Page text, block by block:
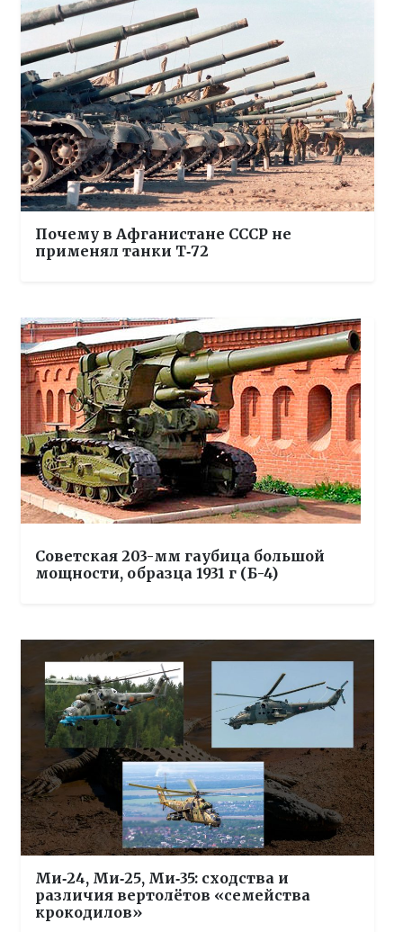
Почему в Афганистане СССР не
применял танки Т‑72
Советская 203-мм гаубица большой
мощности, образца 1931 г (Б-4)
Ми‑24, Ми‑25, Ми‑35: сходства и
различия вертолётов «семейства
крокодилов»